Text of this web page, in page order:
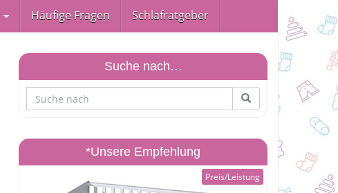
Häufige Fragen Schlafratgeber
Suche nach…
*Unsere Empfehlung
Preis/Leistung